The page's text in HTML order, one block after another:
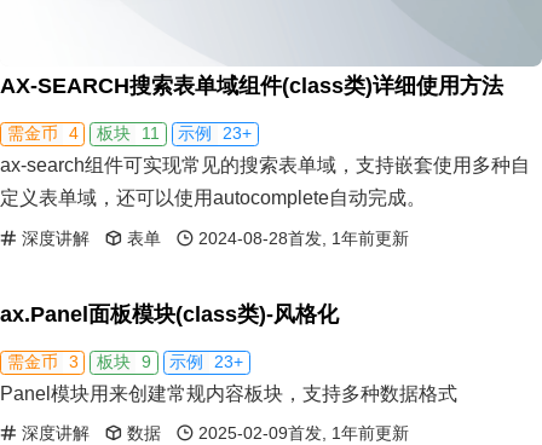
AX-SEARCH搜索表单域组件(class类)详细使用方法
需金币 4 板块 11 示例 23+
ax-search组件可实现常见的搜索表单域，支持嵌套使用多种自
定义表单域，还可以使用autocomplete自动完成。
深度讲解 表单 2024-08-28首发, 1年前更新
ax.Panel面板模块(class类)-风格化
需金币 3 板块 9 示例 23+
Panel模块用来创建常规内容板块，支持多种数据格式
深度讲解 数据 2025-02-09首发, 1年前更新